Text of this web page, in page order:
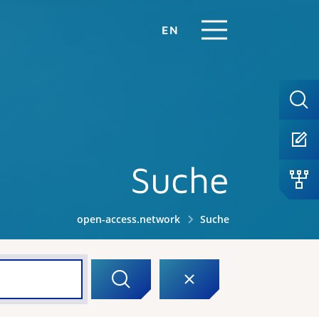
EN
Suche
open-access.network Suche